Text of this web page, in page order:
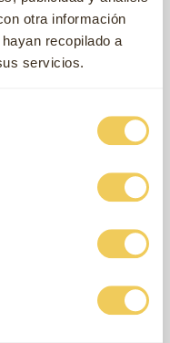
otra información
recopilado a
servicios.